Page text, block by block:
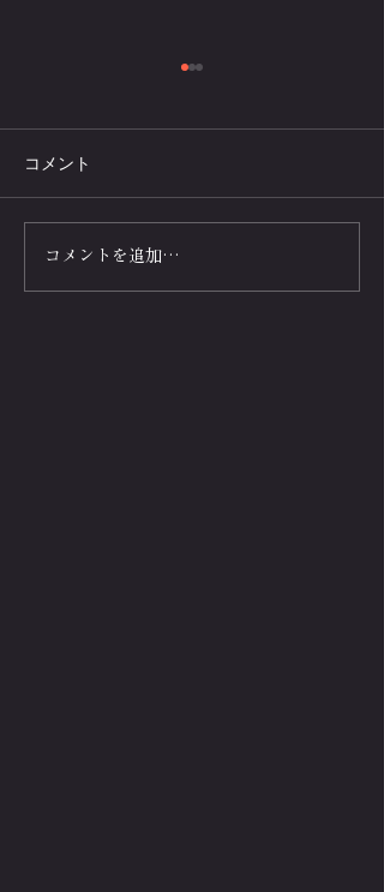
50歳で身体能力は20代…腕
立て伏せ運動の若返り・
コメント
コメントを追加…